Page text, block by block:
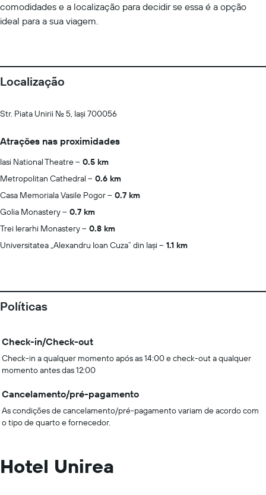
comodidades e a localização para decidir se essa é a opção
ideal para a sua viagem.
Localização
Str. Piata Unirii No. 5, Iași 700056
Atrações nas proximidades
Iasi National Theatre
0.5 km
Metropolitan Cathedral
0.6 km
Casa Memoriala Vasile Pogor
0.7 km
Golia Monastery
0.7 km
Trei Ierarhi Monastery
0.8 km
Universitatea „Alexandru Ioan Cuza” din Iași
1.1 km
Políticas
Check-in/Check-out
Check-in a qualquer momento após as 14:00 e check-out a qualquer
momento antes das 12:00
Cancelamento/pré-pagamento
As condições de cancelamento/pré-pagamento variam de acordo com
o tipo de quarto e fornecedor.
Hotel Unirea